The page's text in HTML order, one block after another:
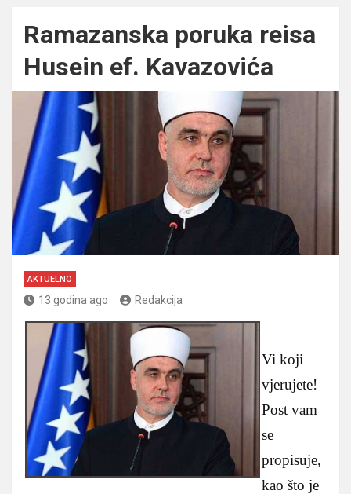
Ramazanska poruka reisa
Husein ef. Kavazovića
AKTUELNO
13 godina ago Redakcija
Vi koji
vjerujete!
Post vam
se
propisuje,
kao što je